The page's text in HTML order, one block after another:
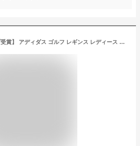
【月間優良ショップ受賞】 アディダス ゴルフ レギンス レディース タイトフィット ゴルフタイツ タイツ スパッツ スポーツレギンス 紫外線カット 春 夏 秋 冬 無地 黒 ブラック 23275